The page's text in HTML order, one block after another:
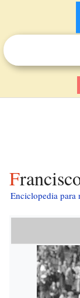
Enciclopedia para